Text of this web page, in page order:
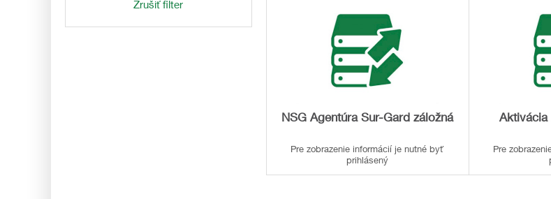
Zrušiť filter
NSG Agentúra Sur-Gard záložná
Pre zobrazenie informácií je nutné byť
prihlásený
Aktivácia
Pre